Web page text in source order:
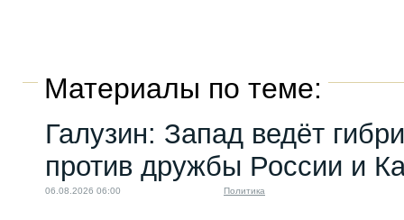
Материалы по теме:
Галузин: Запад ведёт
против дружбы России и
06.08.2026 06:00 Политика